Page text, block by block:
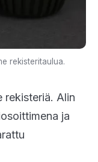
rekisteritaulua.
rekisteriä. Alin
ja